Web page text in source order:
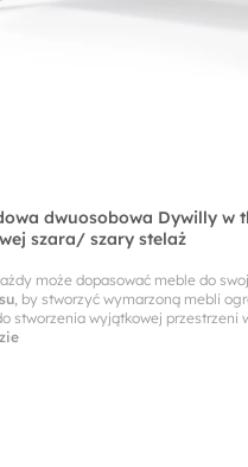
dwuosobowa Dywilly w
szara/ szary stelaż
może dopasować meble do
, by stworzyć wymarzoną mebli
stworzenia wyjątkowej przestrzeni